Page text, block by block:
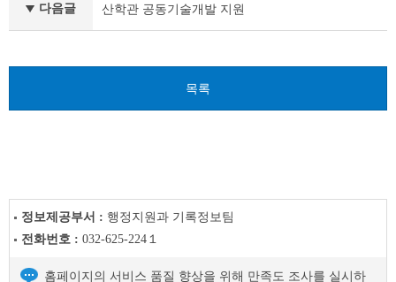
블
다
다음글 산학관 공동기술개발 지원
목록
정보제공부서 : 행정지원과 기록정보팀
전화번호 : 032-625-224１
홈페이지의 서비스 품질 향상을 위해 만족도 조사를 실시하